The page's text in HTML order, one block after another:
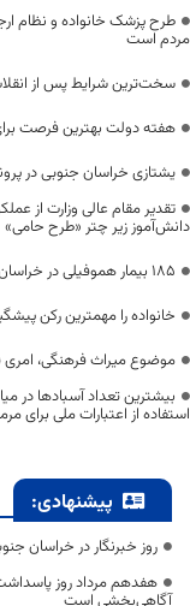
طرح پزشک خانواده و نظام
مردم است
سخت‌ترین شرایط پس از
هفته دولت بهترین فرصت
یشتازی خراسان جنوبی در
دانش‌آموز زیر چتر «طرح حامی»
۱۸۵ بیمار هموفیلی در خراسان جنوبی تحت پوشش خدمات بیمه سلامت قرار دارند
خانواده را مهمترین رکن
موضوع میراث فرهنگی،
بیشترین تعداد آسبادها در
استفاده از اعتبارات ملی برای
پیشنهادی:
روز خبرنگار در خراسان
هفدهم مرداد روز